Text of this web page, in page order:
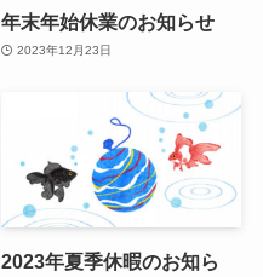
年末年始休業のお知らせ
2023年12月23日
2023年夏季休暇のお知ら